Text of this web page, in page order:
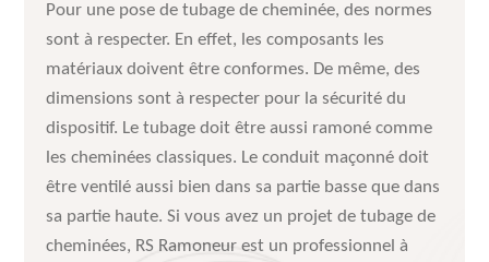
Pour une pose de tubage de cheminée, des normes
sont à respecter. En effet, les composants les
matériaux doivent être conformes. De même, des
dimensions sont à respecter pour la sécurité du
dispositif. Le tubage doit être aussi ramoné comme
les cheminées classiques. Le conduit maçonné doit
être ventilé aussi bien dans sa partie basse que dans
sa partie haute. Si vous avez un projet de tubage de
cheminées, RS Ramoneur est un professionnel à